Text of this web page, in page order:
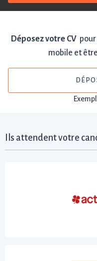
Déposez votre CVpour
mobile et
Ils attendent votre